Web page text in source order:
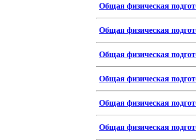
Общая физическая
Общая физическая
Общая физическая
Общая физическая
Общая физическая
Общая физическая